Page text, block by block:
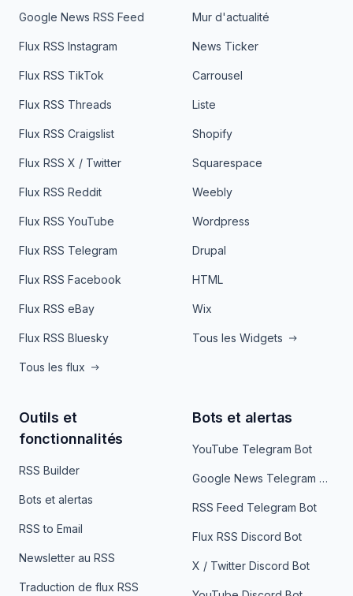
Google News RSS Feed
Flux RSS Instagram
Flux RSS TikTok
Flux RSS Threads
Flux RSS Craigslist
Flux RSS X / Twitter
Flux RSS Reddit
Flux RSS YouTube
Flux RSS Telegram
Flux RSS Facebook
Flux RSS eBay
Flux RSS Bluesky
Tous les flux
Mur d'actualité
News Ticker
Carrousel
Liste
Shopify
Squarespace
Weebly
Wordpress
Drupal
HTML
Wix
Tous les Widgets
Outils et
fonctionnalités
RSS Builder
Bots et alertas
RSS to Email
Newsletter au RSS
Traduction de flux RSS
Bots et alertas
YouTube Telegram Bot
Google News Telegram Bot
RSS Feed Telegram Bot
Flux RSS Discord Bot
X / Twitter Discord Bot